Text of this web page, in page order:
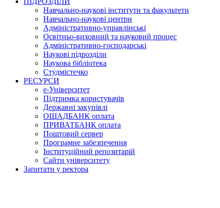
Навчально-наукові інститути та факультети
Навчально-наукові центри
Адміністративно-управлінські
Освітньо-виховний та науковий процес
Адміністративно-господарські
Наукові підрозділи
Наукова бібліотека
Студмістечко
РЕСУРСИ
е-Університет
Підтримка користувачів
Державні закупівлі
ОЩАДБАНК оплата
ПРИВАТБАНК оплата
Поштовий сервер
Програмне забезпечення
Інституційний репозитарій
Сайти університету
Запитати у ректора